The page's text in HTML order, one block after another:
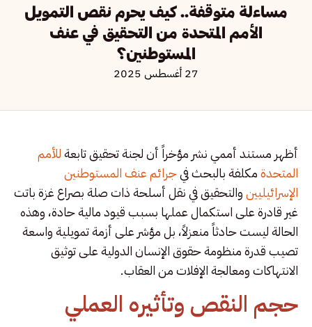
مساءلة متوقفة.. كيف يحرم نقص التمويل
الأمم المتحدة من التحقيق في عنف
المستوطنين؟
27 أغسطس 2025
أظهر مستند أممي نشر مؤخراً أن لجنة تحقيق تابعةللأمم
المتحدةمكلفة بالبحث فيجرائم عنف المستوطنين
الإسرائيليينوالتحقيق في نقل أسلحة ذات صلة بصراع غزة باتت
غير قادرة على استكمال عملها بسبب قيود مالية حادة، وهذه
الحالة ليست حادثاً منعزلاً، بل مؤشر على أزمة تمويلية واسعة
تصيب قدرة منظومة حقوق الإنسان الدولية على توثيق
الانتهاكات ومعالجة الإفلات من العقاب.
حجم النقص وتأثيره العملي